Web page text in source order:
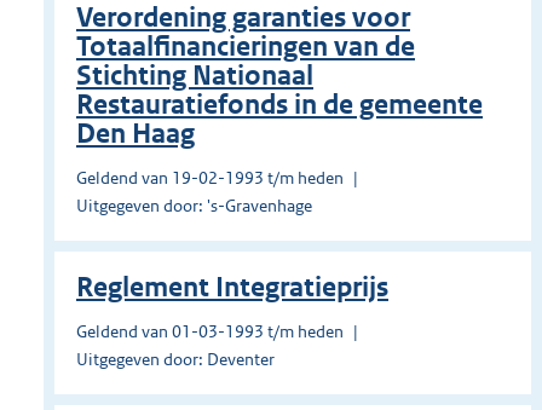
Verordening garanties voor
Totaalfinancieringen van de
Stichting Nationaal
Restauratiefonds in de gemeente
Den Haag
Geldend van 19-02-1993 t/m heden
Uitgegeven door: 's-Gravenhage
Reglement Integratieprijs
Geldend van 01-03-1993 t/m heden
Uitgegeven door: Deventer